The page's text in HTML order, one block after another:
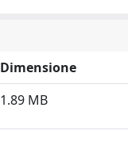
Dimensione
1.89 MB